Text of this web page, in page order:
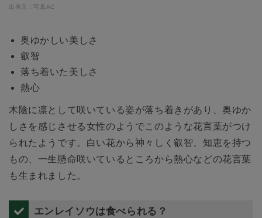
出典元：写真AC
奥ゆかしい美しさ
叡智
落ち着いた美しさ
熱心
木陰に凛として咲いている姿が落ち着きがあり、奥ゆか
しさを感じさせる女性のようでこのような花言葉がつけ
られたようです。白い花から神々しく叡智、知恵を持つ
もの、一生懸命咲いているところから熱心などの花言葉
も生まれました。
エンレイソウは食べられる？